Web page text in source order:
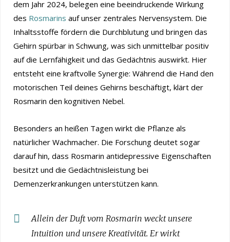
dem Jahr 2024, belegen eine beeindruckende Wirkung
des Rosmarins auf unser zentrales Nervensystem. Die
Inhaltsstoffe fördern die Durchblutung und bringen das
Gehirn spürbar in Schwung, was sich unmittelbar positiv
auf die Lernfähigkeit und das Gedächtnis auswirkt. Hier
entsteht eine kraftvolle Synergie: Während die Hand den
motorischen Teil deines Gehirns beschäftigt, klärt der
Rosmarin den kognitiven Nebel.
Besonders an heißen Tagen wirkt die Pflanze als
natürlicher Wachmacher. Die Forschung deutet sogar
darauf hin, dass Rosmarin antidepressive Eigenschaften
besitzt und die Gedächtnisleistung bei
Demenzerkrankungen unterstützen kann.
Allein der Duft vom Rosmarin weckt unsere
Intuition und unsere Kreativität. Er wirkt